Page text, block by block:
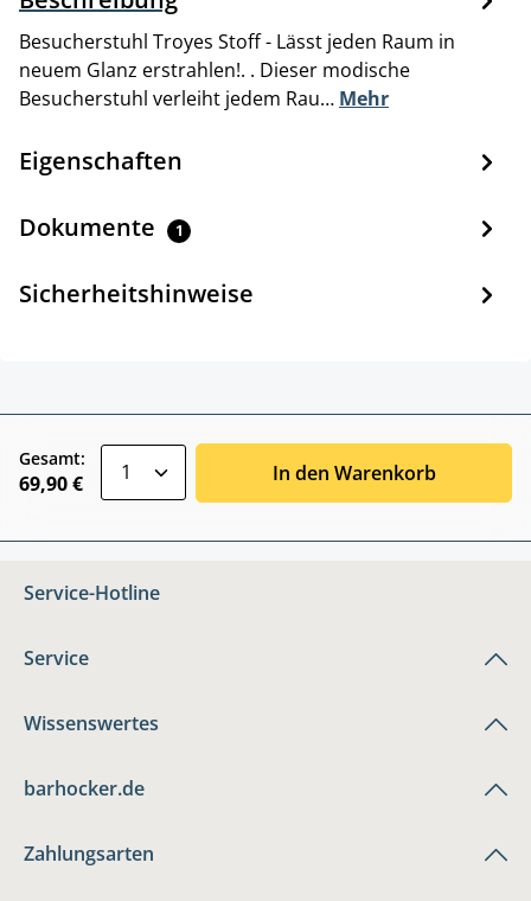
Besucherstuhl Troyes Stoff - Lässt jeden Raum in
neuem Glanz erstrahlen!. . Dieser modische
Besucherstuhl verleiht jedem Rau… Mehr
Eigenschaften
Dokumente 1
Sicherheitshinweise
Gesamt:
69,90 € In den Warenkorb
Service-Hotline
Service
Wissenswertes
barhocker.de
Zahlungsarten